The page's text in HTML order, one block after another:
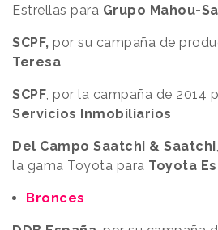
Estrellas para Grupo Mahou-
SCPF, por su campaña de
Teresa
SCPF, por la campaña de 2014
Servicios Inmobiliarios
Del Campo Saatchi & Saatchi
la gama Toyota para Toyota
Bronces